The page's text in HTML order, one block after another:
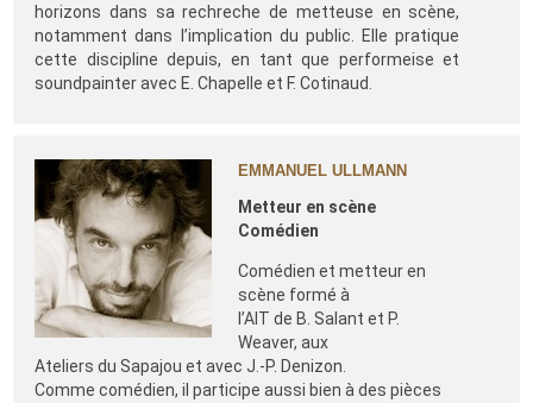
horizons dans sa rechreche de metteuse en scène,
notamment dans l’implication du public. Elle pratique
cette discipline depuis, en tant que performeise et
soundpainter avec E. Chapelle et F. Cotinaud.
EMMANUEL ULLMANN
Metteur en scène
Comédien
Comédien et metteur en
scène formé à
l’AIT de B. Salant et P.
Weaver, aux
Ateliers du Sapajou et avec J.-P. Denizon.
Comme comédien, il participe aussi bien à des pièces